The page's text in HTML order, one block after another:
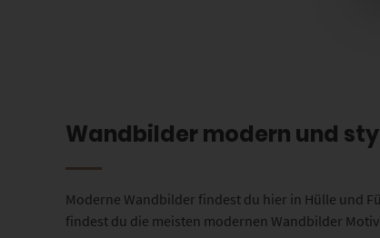
Wandbilder modern und
Moderne Wandbilder findest du hier in Hülle und
findest du die meisten modernen Wandbilder